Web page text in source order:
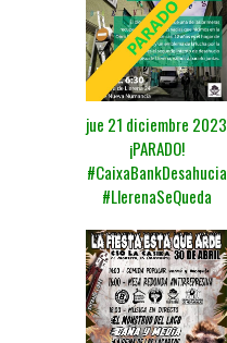
jue 21 diciembre 2023
¡PARADO!
#CaixaBankDesahucia
#LlerenaSeQueda